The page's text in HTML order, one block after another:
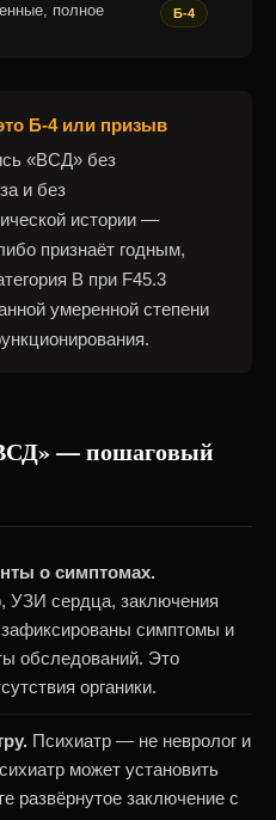
полное
Б-4
Б-4 или призыв
«ВСД» без
и без
истории —
признаёт годным,
В при F45.3
умеренной степени
— пошаговый
о симптомах.
УЗИ сердца, заключения
симптомы и
обследований. Это
органики.
Психиатр — не невролог и
может установить
развёрнутое заключение с